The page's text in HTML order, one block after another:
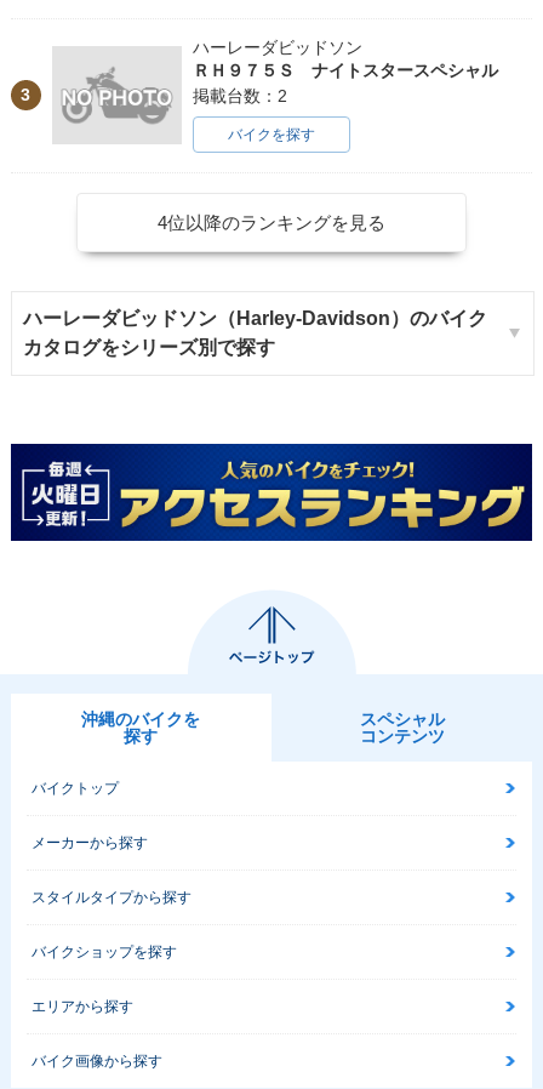
3
ハーレーダビッドソン
ＲＨ９７５Ｓ ナイトスタースペシャル
掲載台数：2
バイクを探す
4位以降のランキングを見る
ハーレーダビッドソン（Harley-Davidson）のバイク
カタログをシリーズ別で探す
沖縄のバイクを
探す
スペシャル
コンテンツ
バイクトップ
メーカーから探す
スタイルタイプから探す
バイクショップを探す
エリアから探す
バイク画像から探す